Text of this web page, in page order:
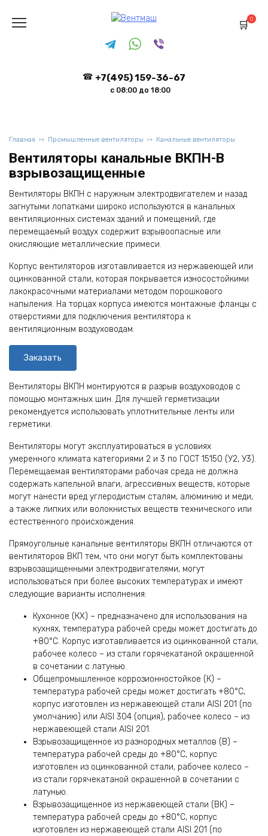
содержанию
+7(495) 159-36-67
с 08:00 до 18:00
0
Главная Промышленные вентиляторы Канальные вентиляторы
Вентиляторы канальные ВКПН-В
взрывозащищенные
Вентиляторы ВКПН с наружным электродвигателем и назад
загнутыми лопатками широко используются в канальных
вентиляционных системах зданий и помещений, где
перемещаемый воздух содержит взрывоопасные или
окисляющие металлические примеси.
Корпус вентиляторов изготавливается из нержавеющей или
оцинкованной стали, которая покрывается износостойкими
лакокрасочными материалами методом порошкового
напыления. На торцах корпуса имеются монтажные фланцы с
отверстиями для подключения вентилятора к
вентиляционным воздуховодам.
Заказать
Вентиляторы ВКПН монтируются в разрыв воздуховодов с
помощью монтажных шин. Для лучшей герметизации
рекомендуется использовать уплотнительные ленты или
герметики.
Вентиляторы могут эксплуатироваться в условиях
умеренного климата категориями 2 и 3 по ГОСТ 15150 (У2, У3).
Перемещаемая вентиляторами рабочая среда не должна
содержать капельной влаги, агрессивных веществ, которые
могут нанести вред углеродистым сталям, алюминию и меди,
а также липких или волокнистых веществ технического или
естественного происхождения.
Прямоугольные канальные вентиляторы ВКПН отличаются от
вентиляторов ВКП тем, что они могут быть комплектованы
взрывозащищенными электродвигателями, могут
использоваться при более высоких температурах и имеют
следующие варианты исполнения:
Кухонное (КХ) – предназначено для использования на
кухнях, температура рабочей среды может достигать до
+80°С. Корпус изготавливается из оцинкованной стали,
рабочее колесо – из стали горячекатаной окрашенной
в сочетании с латунью.
Общепромышленное коррозионностойкое (К) –
температура рабочей среды может достигать +80°С,
корпус изготовлен из нержавеющей стали AISI 201 (по
умолчанию) или AISI 304 (опция), рабочее колесо – из
нержавеющей стали AISI 201.
Взрывозащищенное из разнородных металлов (В) –
температура рабочей среды до +80°С, корпус
изготовлен из оцинкованной стали, рабочее колесо –
из стали горячекатаной окрашенной в сочетании с
латунью.
Взрывозащищенное из нержавеющей стали (ВК) –
температура рабочей среды до +80°С, корпус
изготовлен из нержавеющей стали AISI 201 (по